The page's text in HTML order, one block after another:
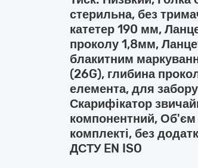
стерильна, без
катетер 190 мм,
проколу 1,8мм,
блакитним
(26G), глибина
елемента, для
Скарифікатор
компонентний,
комплекті, без
ДСТУ EN ISO